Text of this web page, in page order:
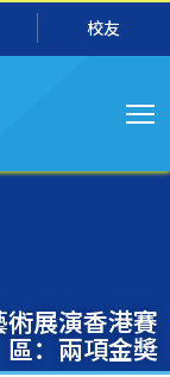
校友
展演香港賽
區：兩項金奬